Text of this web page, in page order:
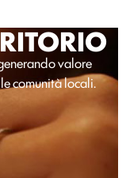
valore
comunità locali.